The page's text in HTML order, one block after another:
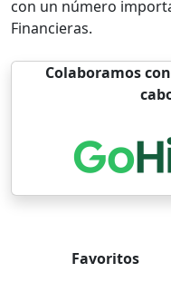
con un número
Financieras.
Colaboramos
Favoritos